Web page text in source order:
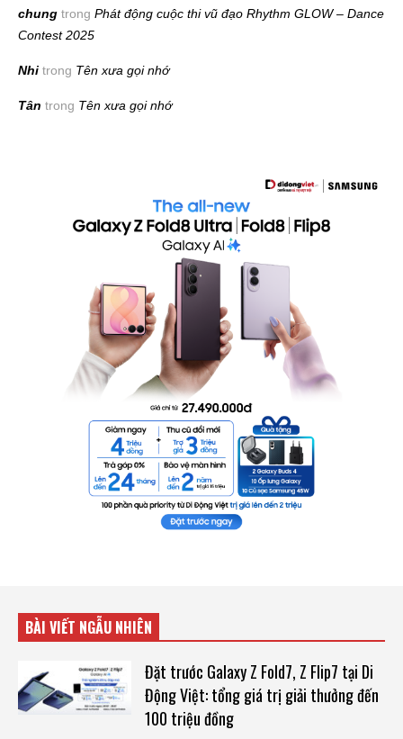
chung trong Phát động cuộc thi vũ đạo Rhythm GLOW – Dance
Contest 2025
Nhi trong Tên xưa gọi nhớ
Tân trong Tên xưa gọi nhớ
BÀI VIẾT NGẪU NHIÊN
Đặt trước Galaxy Z Fold7, Z Flip7 tại Di
Động Việt: tổng giá trị giải thưởng đến
100 triệu đồng